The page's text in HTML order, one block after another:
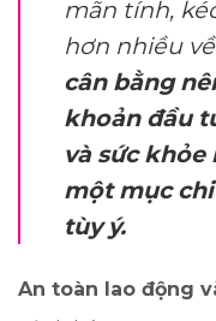
mãn tính,
hơn nhiều
cân bằng
khoản đầu
và sức
một mục
tùy ý.
An toàn lao động